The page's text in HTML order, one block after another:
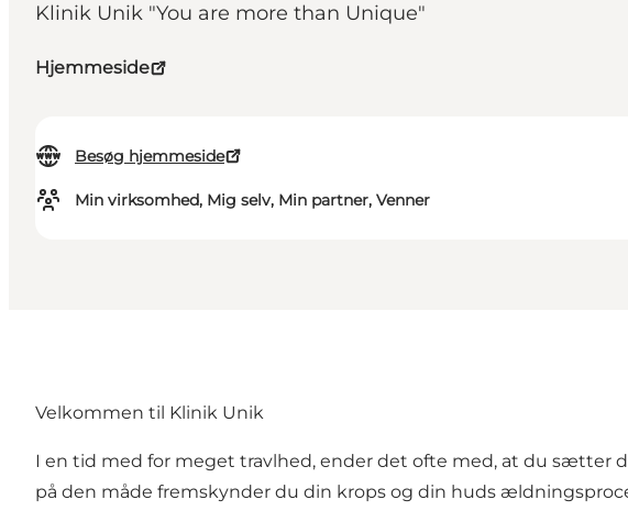
Klinik Unik "You are more than Unique"
Hjemmeside
Besøg hjemmeside
Min virksomhed, Mig selv, Min partner, Venner
Velkommen til Klinik Unik
I en tid med for meget travlhed, ender det ofte med, at du sætter
på den måde fremskynder du din krops og din huds